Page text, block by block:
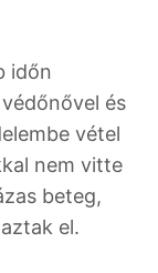
időn
és
vétel
nem vitte
beteg,
el.